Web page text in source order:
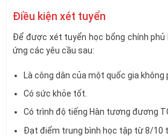
Điều kiện xét tuyển
Để được xét tuyển học bổng chính phủ
ứng các yêu cầu sau:
Là công dân của một quốc gia không
Có sức khỏe tốt.
Có trình độ tiếng Hàn tương đương
Đạt điểm trung bình học tập từ 8/10